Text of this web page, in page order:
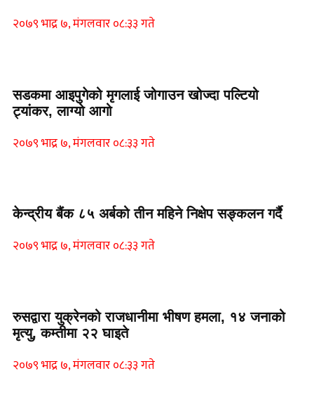
२०७९ भाद्र ७, मंगलवार ०८:३३ गते
सडकमा आइपुगेको मृगलाई जोगाउन खोज्दा पल्टियो
ट्यांकर, लाग्यो आगो
२०७९ भाद्र ७, मंगलवार ०८:३३ गते
केन्द्रीय बैंक ८५ अर्बको तीन महिने निक्षेप सङ्कलन गर्दै
२०७९ भाद्र ७, मंगलवार ०८:३३ गते
रुसद्वारा युक्रेनको राजधानीमा भीषण हमला, १४ जनाको
मृत्यु, कम्तीमा २२ घाइते
२०७९ भाद्र ७, मंगलवार ०८:३३ गते